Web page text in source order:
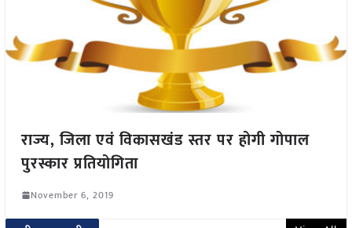
राज्य, जिला एवं विकासखंड स्तर पर होगी गोपाल
पुरस्कार प्रतियोगिता
November 6, 2019